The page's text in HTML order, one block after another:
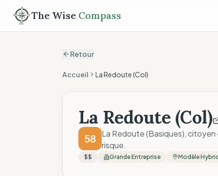
The Wise Compass
Retour
Accueil La Redoute (Col)
La Redoute (Col)
58
La Redoute (Basiques),
risque.
$$ Grande Entreprise Modèle